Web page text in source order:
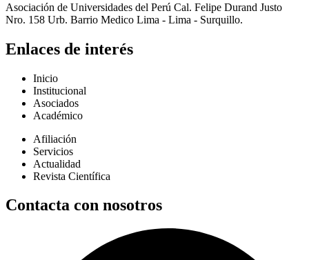
Asociación de Universidades del Perú Cal. Felipe Durand Justo
Nro. 158 Urb. Barrio Medico Lima - Lima - Surquillo.
Enlaces de interés
Inicio
Institucional
Asociados
Académico
Afiliación
Servicios
Actualidad
Revista Científica
Contacta con nosotros